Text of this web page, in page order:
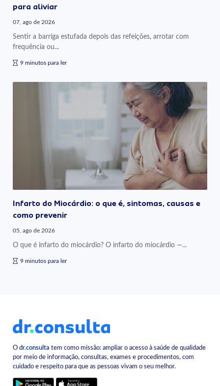
para aliviar
07, ago de 2026
Sentir a barriga estufada depois das refeições, arrotar com
frequência ou...
9 minutos para ler
Infarto do Miocárdio: o que é, sintomas, causas e
como prevenir
05, ago de 2026
O que é infarto do miocárdio? O infarto do miocárdio —...
9 minutos para ler
Odr.consulta tem como missão: ampliar o acesso à saúde de qualidade
por meio de informação, consultas, exames e procedimentos, com
cuidado e respeito para que as pessoas vivam o seu melhor.